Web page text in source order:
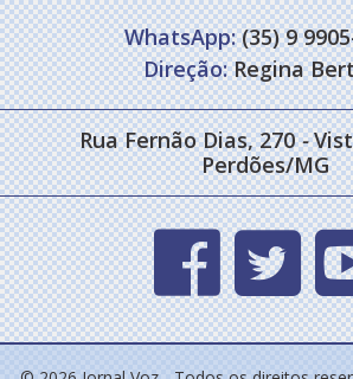
WhatsApp:(35) 9
Direção:Regina
Rua Fernão Dias, 270-
Perdões/MG